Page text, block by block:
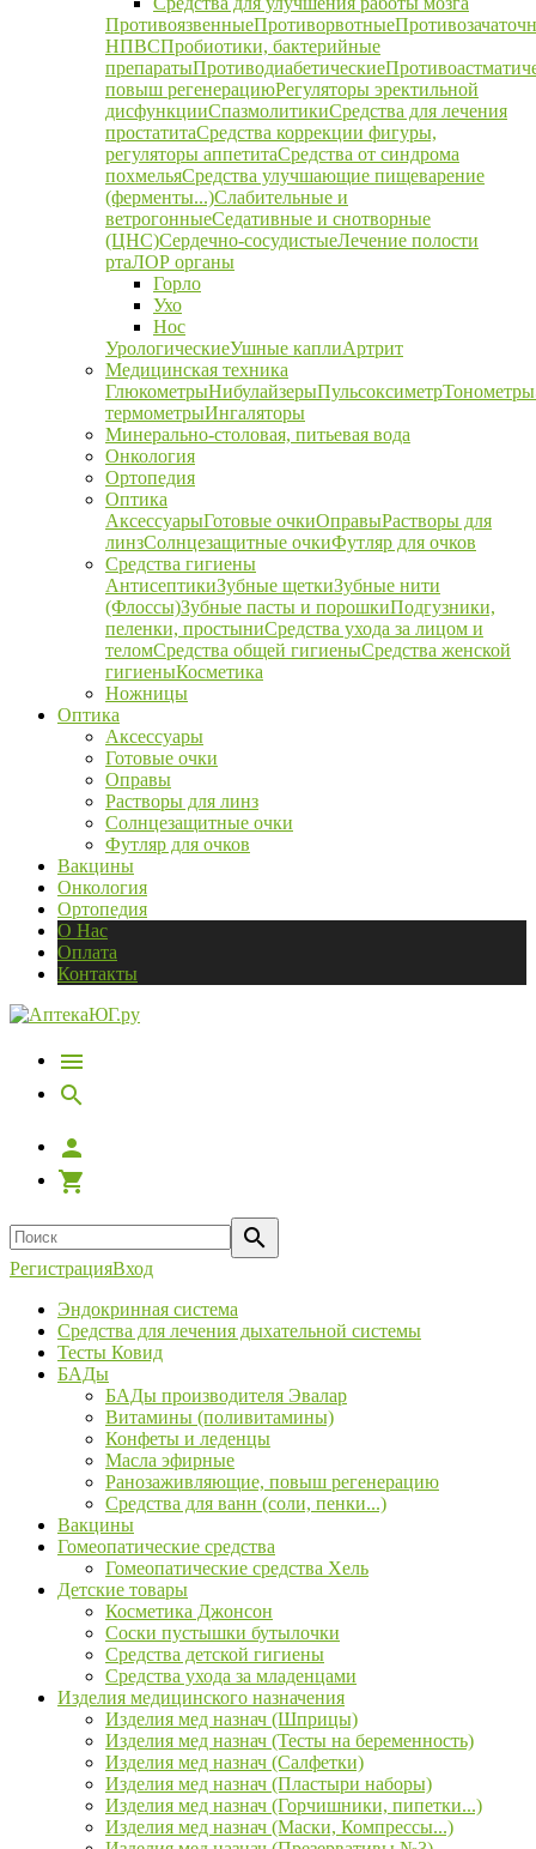
ПротивоязвенныеПротиворвотные
НПВСПробиотики, бактерийные
препаратыПротиводиабетические
повыш регенерациюРегуляторы эректильной
дисфункцииСпазмолитикиСредства для лечения
простатитаСредства коррекции фигуры,
регуляторы аппетитаСредства от синдрома
похмельяСредства улучшающие пищеварение
(ферменты...)Слабительные и
ветрогонныеСедативные и снотворные
(ЦНС)Сердечно-сосудистыеЛечение полости
ртаЛОР органы
Горло
Ухо
Нос
УрологическиеУшные каплиАртрит
Медицинская техника
ГлюкометрыНибулайзерыПульсоксиметрТонометры
термометрыИнгаляторы
Минерально-столовая, питьевая вода
Онкология
Ортопедия
Оптика
АксессуарыГотовые очкиОправыРастворы для
линзСолнцезащитные очкиФутляр для очков
Средства гигиены
АнтисептикиЗубные щеткиЗубные нити
(Флоссы)Зубные пасты и порошкиПодгузники,
пеленки, простыниСредства ухода за лицом и
теломСредства общей гигиеныСредства женской
гигиеныКосметика
Ножницы
Оптика
Аксессуары
Готовые очки
Оправы
Растворы для линз
Солнцезащитные очки
Футляр для очков
Вакцины
Онкология
Ортопедия
О Нас
Оплата
Контакты
РегистрацияВход
Эндокринная система
Средства для лечения дыхательной системы
Тесты Ковид
БАДы
БАДы производителя Эвалар
Витамины (поливитамины)
Конфеты и леденцы
Масла эфирные
Ранозаживляющие, повыш регенерацию
Средства для ванн (соли, пенки...)
Вакцины
Гомеопатические средства
Гомеопатические средства Хель
Детские товары
Косметика Джонсон
Соски пустышки бутылочки
Средства детской гигиены
Средства ухода за младенцами
Изделия медицинского назначения
Изделия мед назнач (Шприцы)
Изделия мед назнач (Тесты на беременность)
Изделия мед назнач (Салфетки)
Изделия мед назнач (Пластыри наборы)
Изделия мед назнач (Горчишники, пипетки...)
Изделия мед назнач (Маски, Компрессы...)